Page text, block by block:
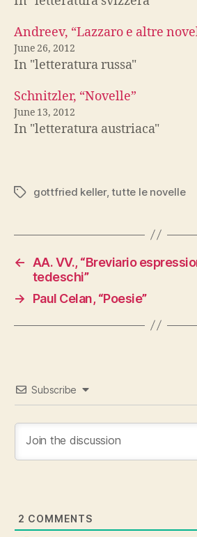
Andreev, “Lazzaro e altre
June 26, 2012
In "letteratura russa"
Schnitzler, “Novelle”
June 13, 2012
In "letteratura austriaca"
Tagsgottfried keller,tutte le novelle
←
AA. VV., “Breviario
tedeschi”
→
Paul Celan, “Poesie”
Subscribe
2 COMMENTS